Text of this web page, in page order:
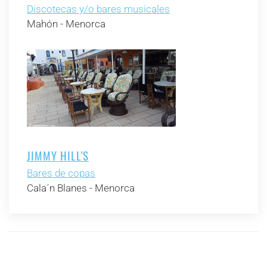
Discotecas y/o bares musicales
Mahón - Menorca
JIMMY HILL'S
Bares de copas
Cala´n Blanes - Menorca